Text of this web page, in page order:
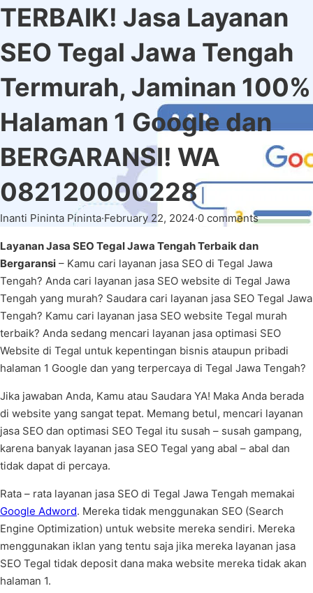
TERBAIK! Jasa Layanan
SEO Tegal Jawa Tengah
Termurah, Jaminan 100%
Halaman 1 Google dan
BERGARANSI! WA
082120000228
Inanti Pininta Pininta·February 22, 2024·0 comments
Layanan Jasa SEO Tegal Jawa Tengah Terbaik dan
Bergaransi – Kamu cari layanan jasa SEO di Tegal Jawa
Tengah? Anda cari layanan jasa SEO website di Tegal Jawa
Tengah yang murah? Saudara cari layanan jasa SEO Tegal Jawa
Tengah? Kamu cari layanan jasa SEO website Tegal murah
terbaik? Anda sedang mencari layanan jasa optimasi SEO
Website di Tegal untuk kepentingan bisnis ataupun pribadi
halaman 1 Google dan yang terpercaya di Tegal Jawa Tengah?
Jika jawaban Anda, Kamu atau Saudara YA! Maka Anda berada
di website yang sangat tepat. Memang betul, mencari layanan
jasa SEO dan optimasi SEO Tegal itu susah – susah gampang,
karena banyak layanan jasa SEO Tegal yang abal – abal dan
tidak dapat di percaya.
Rata – rata layanan jasa SEO di Tegal Jawa Tengah memakai
Google Adword. Mereka tidak menggunakan SEO (Search
Engine Optimization) untuk website mereka sendiri. Mereka
menggunakan iklan yang tentu saja jika mereka layanan jasa
SEO Tegal tidak deposit dana maka website mereka tidak akan
halaman 1.